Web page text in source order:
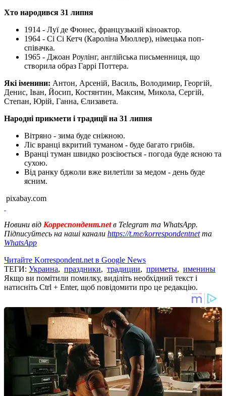
Хто народився 31 липня
1914 - Луї де Фюнес, французький кіноактор.
1964 - Сі Сі Кетч (Кароліна Мюллер), німецька поп-
співачка.
1965 - Джоан Роулінг, англійська письменниця, що
створила образ Гаррі Поттера.
Які іменини: Антон, Арсеній, Василь, Володимир, Георгій,
Денис, Іван, Йосип, Костянтин, Максим, Микола, Сергій,
Степан, Юрій, Ганна, Єлизавета.
Народні прикмети і традиції на 31 липня
Вітряно - зима буде сніжною.
Ліс вранці вкритий туманом - буде багато грибів.
Вранці туман швидко розсіюється - погода буде ясною та
сухою.
Від ранку бджоли вже вилетіли за медом - день буде
ясним.
pixabay.com
Новини від Корреспондент.netв Telegram та WhatsApp.
Підписуйтесь на наші канали https://t.me/korrespondentnetта
WhatsApp
Читайте Korrespondent.net в Google News
ТЕГИ: Украина, праздники, традиции, приметы, именины
Якщо ви помітили помилку, виділіть необхідний текст і
натисніть Ctrl + Enter, щоб повідомити про це редакцію.